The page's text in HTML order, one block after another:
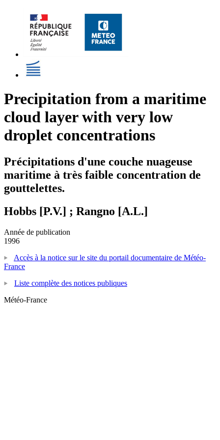
Precipitation from a maritime
cloud layer with very low
droplet concentrations
Précipitations d'une couche nuageuse
maritime à très faible concentration de
gouttelettes.
Hobbs [P.V.] ; Rangno [A.L.]
Année de publication
1996
Accès à la notice sur le site du portail documentaire de Météo-
France
Liste complète des notices publiques
Météo-France